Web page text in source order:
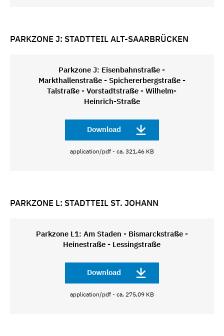
PARKZONE J: STADTTEIL ALT-SAARBRÜCKEN
Parkzone J: Eisenbahnstraße -
Markthallenstraße - Spichererbergstraße -
Talstraße - Vorstadtstraße - Wilhelm-
Heinrich-Straße
Download
application/pdf - ca. 321,46 KB
PARKZONE L: STADTTEIL ST. JOHANN
Parkzone L1: Am Staden - Bismarckstraße -
Heinestraße - Lessingstraße
Download
application/pdf - ca. 275,09 KB